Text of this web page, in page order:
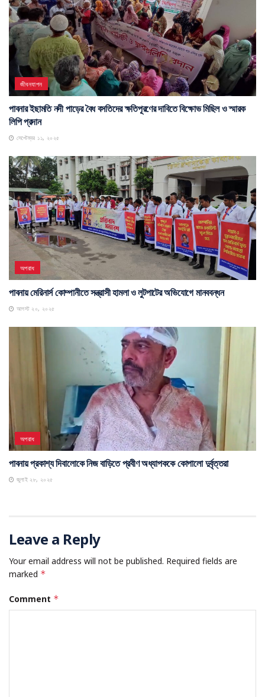
জীবনযাপন
পাবনার ইছামতি নদী পাড়ের বৈধ বসতিদের ক্ষতিপূরণের দাবিতে বিক্ষোভ মিছিল ও স্মারক
লিপি প্রদান
সেপ্টেম্বর ১১, ২০২৫
অপরাধ
পাবনায় মেরিনার্স কোম্পানীতে সন্ত্রাসী হামলা ও লুটপাটের অভিযোগে মানববন্ধন
আগস্ট ২০, ২০২৫
অপরাধ
পাবনায় প্রকাশ্য দিবালোকে নিজ বাড়িতে প্রবীণ অধ্যাপককে কোপালো দুর্বৃত্তরা
জুলাই ২৮, ২০২৫
Leave a Reply
Your email address will not be published. Required fields are
marked *
Comment *